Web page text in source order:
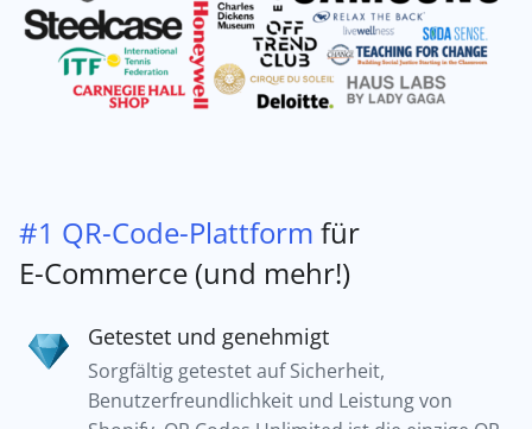
#1 QR-Code-Plattform für
E-Commerce (und mehr!)
Getestet und genehmigt
Sorgfältig getestet auf Sicherheit,
Benutzerfreundlichkeit und Leistung von